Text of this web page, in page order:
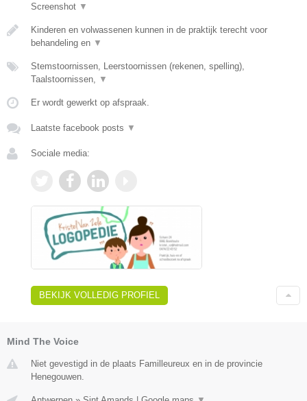
Screenshot ▼
Kinderen en volwassenen kunnen in de praktijk terecht voor
behandeling en ▼
Stemstoornissen, Leerstoornissen (rekenen, spelling),
Taalstoornissen,
▼
Er wordt gewerkt op afspraak.
Laatste facebook posts ▼
Sociale media:
BEKIJK VOLLEDIG PROFIEL
Mind The Voice
Niet gevestigd in de plaats Familleureux en in de provincie
Henegouwen.